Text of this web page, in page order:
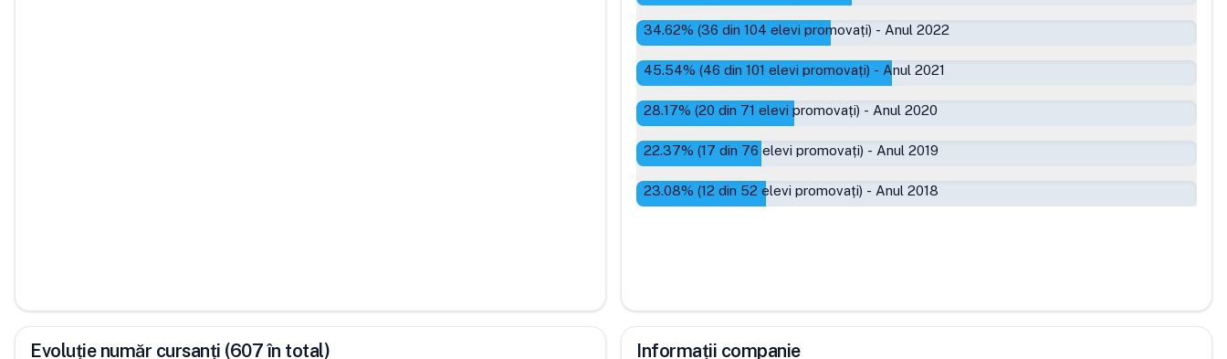
34.62% (36 din 104 elevi promovați) - Anul 2022
45.54% (46 din 101 elevi promovați) - Anul 2021
28.17% (20 din 71 elevi promovați) - Anul 2020
22.37% (17 din 76 elevi promovați) - Anul 2019
23.08% (12 din 52 elevi promovați) - Anul 2018
Evoluție număr cursanți (607 în total) Informații companie